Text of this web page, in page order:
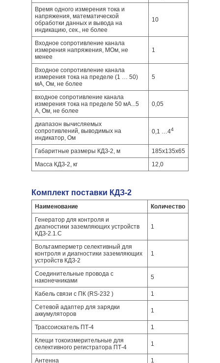
Время одного измерения тока и
напряжения, математической
обработки данных и вывода на
индикацию, сек., не более
10
Входное сопротивление канала
измерения напряжения, МОм, не
менее
1
Входное сопротивление канала
измерения тока на пределе (1 … 50)
мА, Ом, не более
5
входное сопротивление канала
измерения тока на пределе 50 мА...5
А, Ом, не более
0,05
диапазон вычисляемых
сопротивлений, выводимых на
индикатор, Ом
0,1 …44
Габаритные размеры КДЗ-2, м
185х135х65
Масса КДЗ-2, кг
12,0
Комплект поставки КДЗ-2
Наименование
Количество
Генератор для контроля и
диагностики заземляющих устройств
КДЗ-2.1.С
1
Вольтамперметр селективный для
контроля и диагностики заземляющих
устройств КДЗ-2
1
Соединительные провода с
наконечниками
5
Кабель связи с ПК (RS-232 )
1
Сетевой адаптер для зарядки
аккумуляторов
1
Трассоискатель ПТ-4
1
Клещи токоизмерительные для
селективного регистратора ПТ-4
1
Антенна 1